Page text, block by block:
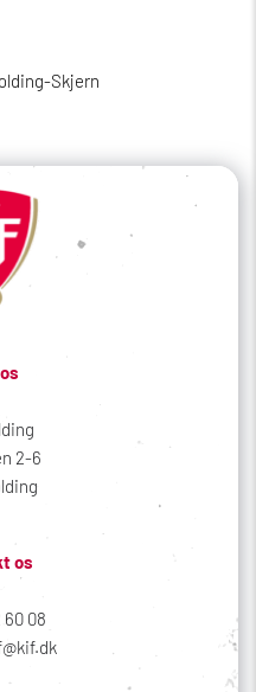
Skjern
2-6
os
60 08